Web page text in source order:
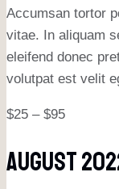
Accumsan tortor
vitae. In aliquam
eleifend donec
volutpat est velit
$25 – $95
August